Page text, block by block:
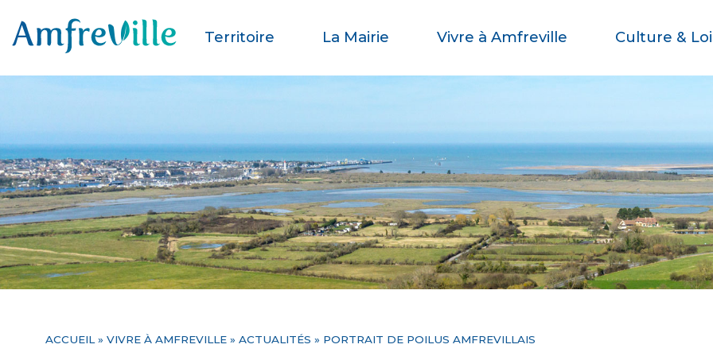
Territoire La Mairie Vivre à Amfreville Culture &
ACCUEIL» VIVRE À AMFREVILLE» ACTUALITÉS » PORTRAIT DE POILUS AMFREVILLAIS